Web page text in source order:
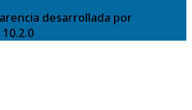
desarrollada por
10.2.0